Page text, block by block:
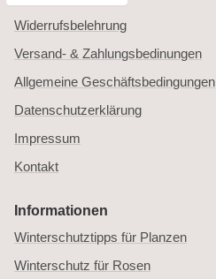
Widerrufsbelehrung
Versand- & Zahlungsbedinungen
Allgemeine Geschäftsbedingungen
Datenschutzerklärung
Impressum
Kontakt
Informationen
Winterschutztipps für Planzen
Winterschutz für Rosen